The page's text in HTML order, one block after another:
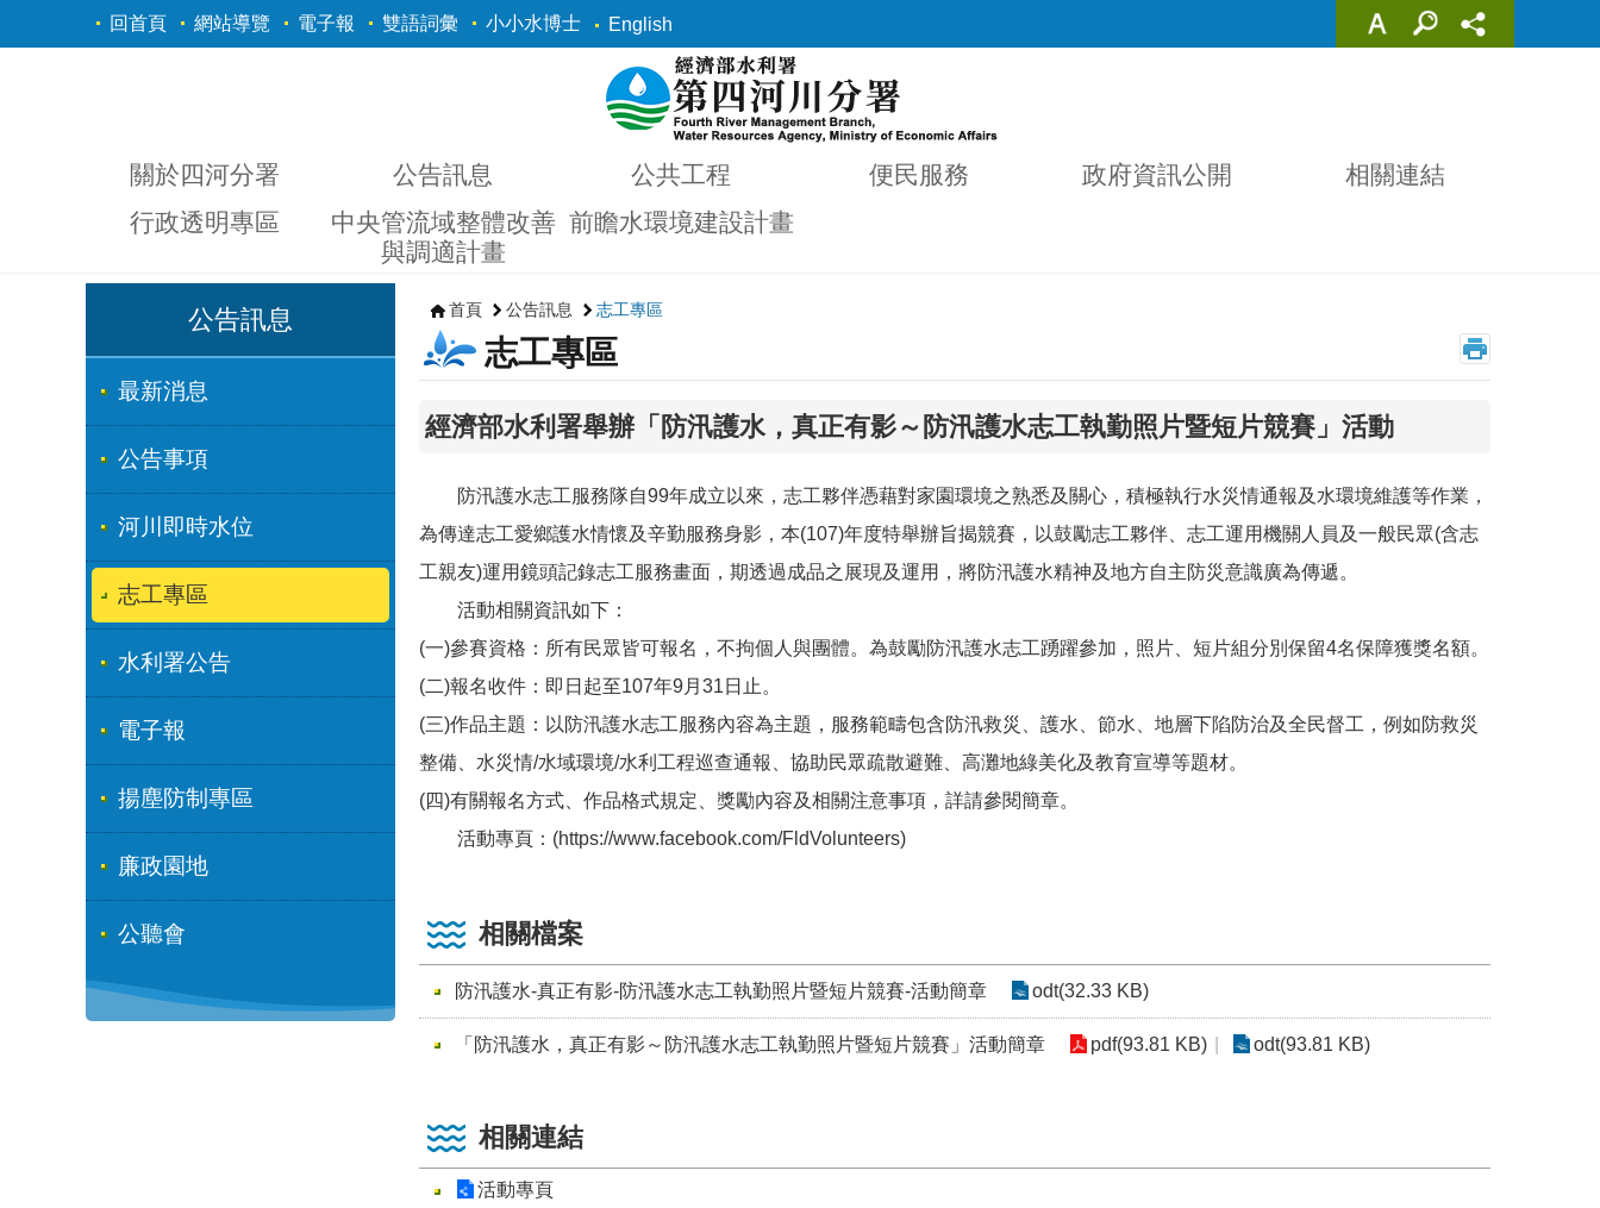
跳到主要內容區塊
回首頁 網站導覽 電子報 雙語詞彙 小小水博士 English
關於四河分署 公告訊息 公共工程 便民服務 政府資訊公開
相關連結
行政透明專區
中央管流域整體改善
與調適計畫
前瞻水環境建設計畫
公告訊息
最新消息
公告事項
河川即時水位
志工專區
水利署公告
電子報
揚塵防制專區
廉政園地
公聽會
首頁 公告訊息 志工專區
志工專區
經濟部水利署舉辦「防汛護水，真正有影～防汛護水志工執勤照片暨短片競賽」活動
防汛護水志工服務隊自99年成立以來，志工夥伴憑藉對家園環境之熟悉及關心，積極執行水災情通報及水環境維護等作業，
為傳達志工愛鄉護水情懷及辛勤服務身影，本(107)年度特舉辦旨揭競賽，以鼓勵志工夥伴、志工運用機關人員及一般民眾(含志
工親友)運用鏡頭記錄志工服務畫面，期透過成品之展現及運用，將防汛護水精神及地方自主防災意識廣為傳遞。
活動相關資訊如下：
(一)參賽資格：所有民眾皆可報名，不拘個人與團體。為鼓勵防汛護水志工踴躍參加，照片、短片組分別保留4名保障獲獎名額。
(二)報名收件：即日起至107年9月31日止。
(三)作品主題：以防汛護水志工服務內容為主題，服務範疇包含防汛救災、護水、節水、地層下陷防治及全民督工，例如防救災
整備、水災情/水域環境/水利工程巡查通報、協助民眾疏散避難、高灘地綠美化及教育宣導等題材。
(四)有關報名方式、作品格式規定、獎勵內容及相關注意事項，詳請參閱簡章。
活動專頁：(https://www.facebook.com/FldVolunteers)
相關檔案
防汛護水-真正有影-防汛護水志工執勤照片暨短片競賽-活動簡章 odt(32.33 KB)
「防汛護水，真正有影～防汛護水志工執勤照片暨短片競賽」活動簡章 pdf(93.81 KB) odt(93.81 KB)
相關連結
活動專頁